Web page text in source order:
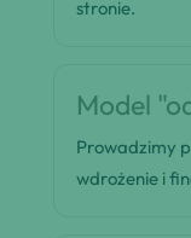
stronie.
Model
Prowadzimy
wdrożenie i